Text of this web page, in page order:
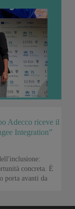
Adecco riceve il
Integration”
concreta. È
porta avanti da